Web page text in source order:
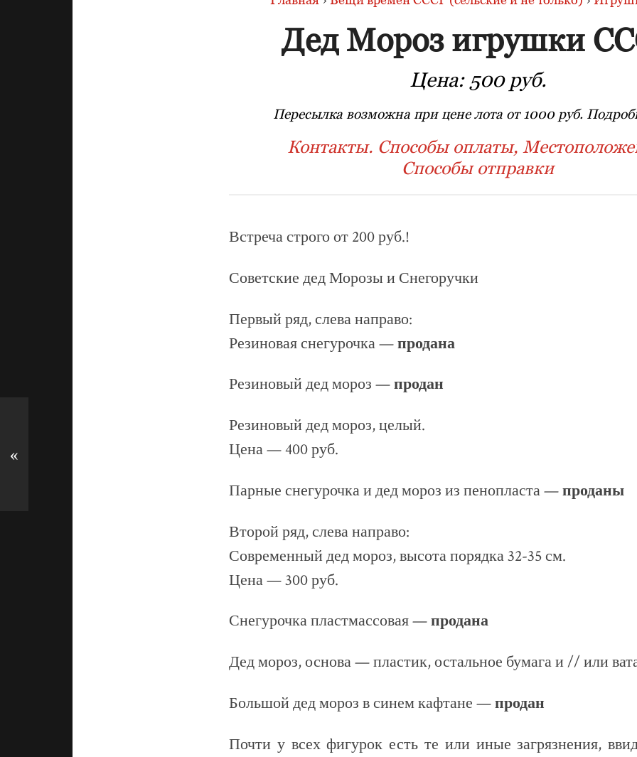
Дед Мороз игрушки
Цена: 500 руб.
Пересылка возможна при цене лота от 1000 руб.
Контакты. Способы оплаты,
Способы отправки
Встреча строго от 200 руб.!
Советские дед Морозы и Снегоручки
Первый ряд, слева направо:
Резиновая снегурочка —продана
Резиновый дед мороз —продан
Резиновый дед мороз, целый.
Цена — 400 руб.
Парные снегурочка и дед мороз из пенопласта —проданы
Второй ряд, слева направо:
Современный дед мороз, высота порядка 32-35 см.
Цена — 300 руб.
Снегурочка пластмассовая —продана
Дед мороз, основа — пластик, остальное бумага и // или
Большой дед мороз в синем кафтане —продан
Почти у всех фигурок есть те или иные загрязнения,
«